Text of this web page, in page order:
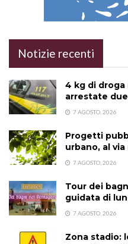
Notizie recenti
4 kg di droga
arrestate
7 AGOSTO, 2026
Progetti
urbano, al
7 AGOSTO, 2026
Tour dei
guidata di
7 AGOSTO, 2026
Zona stadio: